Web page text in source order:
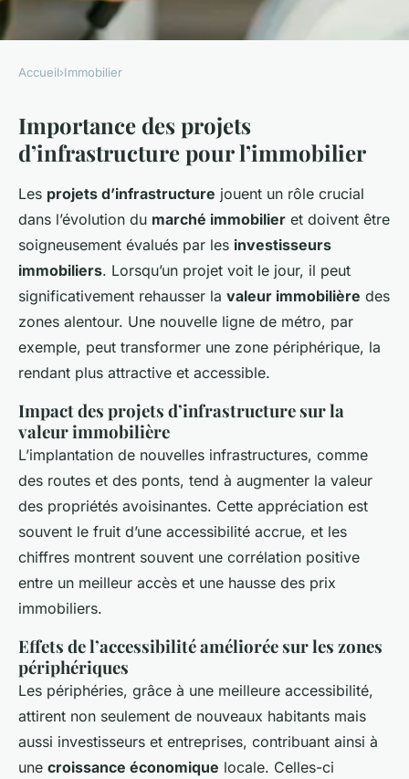
Opportunités
d"investissement immobilier :
pourquoi cibler les zones
autour des grands projets
d"infrastructure est un choix
stratégique incontournable ?
Axel•4 janvier 2025•5 min de lecture
Accueil›Immobilier
Importance des projets
d’infrastructure pour l’immobilier
Les projets d’infrastructure jouent un rôle crucial
dans l’évolution du marché immobilier et doivent être
soigneusement évalués par les investisseurs
immobiliers. Lorsqu’un projet voit le jour, il peut
significativement rehausser la valeur immobilière des
zones alentour. Une nouvelle ligne de métro, par
exemple, peut transformer une zone périphérique, la
rendant plus attractive et accessible.
Impact des projets d’infrastructure sur la
valeur immobilière
L’implantation de nouvelles infrastructures, comme
des routes et des ponts, tend à augmenter la valeur
des propriétés avoisinantes. Cette appréciation est
souvent le fruit d’une accessibilité accrue, et les
chiffres montrent souvent une corrélation positive
entre un meilleur accès et une hausse des prix
immobiliers.
Effets de l’accessibilité améliorée sur les zones
périphériques
Les périphéries, grâce à une meilleure accessibilité,
attirent non seulement de nouveaux habitants mais
aussi investisseurs et entreprises, contribuant ainsi à
une croissance économique locale. Celles-ci